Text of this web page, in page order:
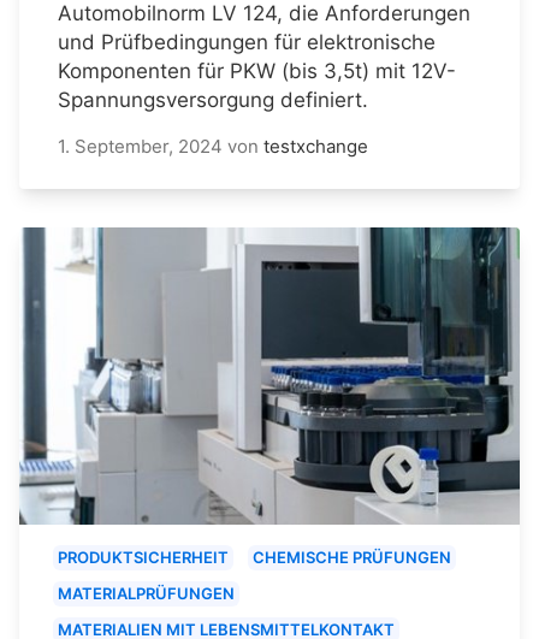
Automobilnorm LV 124, die Anforderungen
und Prüfbedingungen für elektronische
Komponenten für PKW (bis 3,5t) mit 12V-
Spannungsversorgung definiert.
1. September, 2024 von testxchange
PRODUKTSICHERHEIT
CHEMISCHE PRÜFUNGEN
MATERIALPRÜFUNGEN
MATERIALIEN MIT LEBENSMITTELKONTAKT